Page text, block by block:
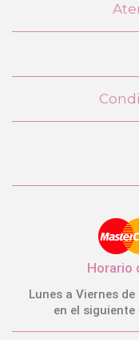
Horario
Lunes a Viernes
en el siguiente